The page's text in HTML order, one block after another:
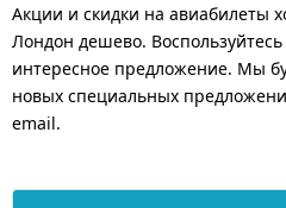
Акции и скидки на авиабилеты
Лондон дешево.
интересное предложение. Мы
новых специальных
email.